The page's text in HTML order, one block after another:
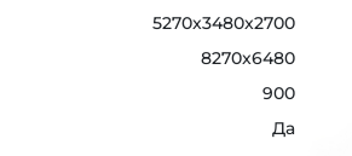
5270x3480x2700
8270x6480
900
Да